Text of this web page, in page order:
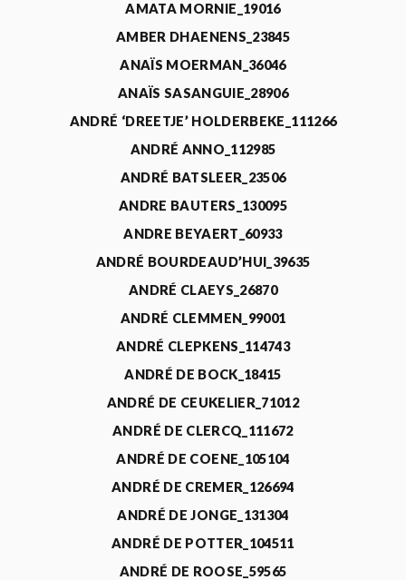
AMATA MORNIE_19016
AMBER DHAENENS_23845
ANAÏS MOERMAN_36046
ANAÏS SASANGUIE_28906
ANDRÉ ‘DREETJE’ HOLDERBEKE_111266
ANDRÉ ANNO_112985
ANDRÉ BATSLEER_23506
ANDRE BAUTERS_130095
ANDRE BEYAERT_60933
ANDRÉ BOURDEAUD’HUI_39635
ANDRÉ CLAEYS_26870
ANDRÉ CLEMMEN_99001
ANDRÉ CLEPKENS_114743
ANDRÉ DE BOCK_18415
ANDRÉ DE CEUKELIER_71012
ANDRÉ DE CLERCQ_111672
ANDRÉ DE COENE_105104
ANDRÉ DE CREMER_126694
ANDRÉ DE JONGE_131304
ANDRÉ DE POTTER_104511
ANDRÉ DE ROOSE_59565